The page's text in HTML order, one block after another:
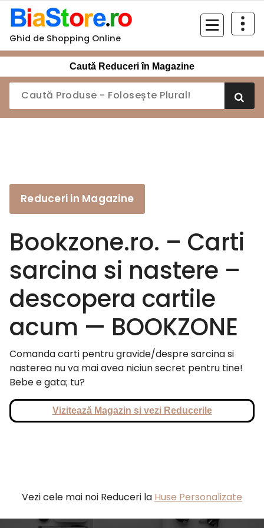
Sari
conținut
Ghid de Shopping Online
Caută Reduceri în Magazine
Reduceri in Magazine
Bookzone.ro. – Carti
sarcina si nastere –
descopera cartile
acum — BOOKZONE
Comanda carti pentru gravide/despre sarcina si
nasterea nu va mai avea niciun secret pentru tine!
Bebe e gata; tu?
Vizitează Magazin si vezi Reducerile
Vezi cele mai noi Reduceri la Huse Personalizate